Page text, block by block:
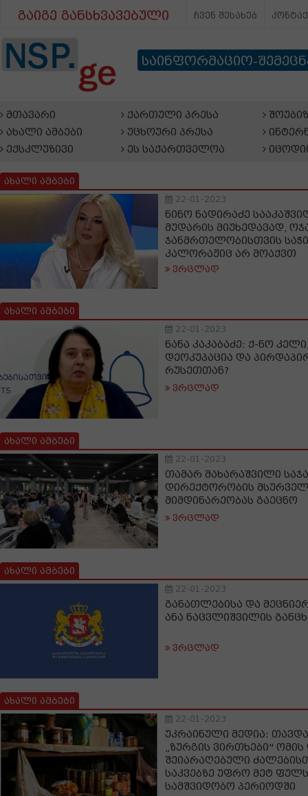
გაიგე განსხვავებული ჩვენ შესახებ
საინფორმაციო-
მთავარი
ახალი ამბები
ექსკლუზივი
ქართული პრესა
უცხოური პრესა
ეს საქართველოა
ახალი ამბები
22-01-2023
ნინო ნადირაძე
მუდარის მიუხედავად,
ჯანმრთელობისთვის
კალორაჟიც არ მოაქვთ
ვრცლად
ახალი ამბები
22-01-2023
ნანა კაკაბაძე: ქ-ნო
დეოკუპაცია და
რუსეთთან?
ვრცლად
ახალი ამბები
22-01-2023
თამარ მახარაშვილი
დირექტორობის
მიმდინარეობას გაეცნო
ვრცლად
ახალი ამბები
22-01-2023
განათლებისა და
ანა ნაცვლიშვილის
ვრცლად
ახალი ამბები
22-01-2023
უკრაინული მედია:
„ზურგის ვირთხები"
შეიარაღებული
საკვებზე უფრო მეტ
სამშვიდობო პერიოდში